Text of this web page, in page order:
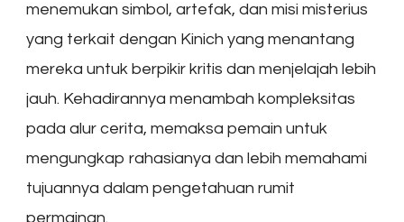
menemukan simbol, artefak, dan misi misterius
yang terkait dengan Kinich yang menantang
mereka untuk berpikir kritis dan menjelajah lebih
jauh. Kehadirannya menambah kompleksitas
pada alur cerita, memaksa pemain untuk
mengungkap rahasianya dan lebih memahami
tujuannya dalam pengetahuan rumit
permainan.